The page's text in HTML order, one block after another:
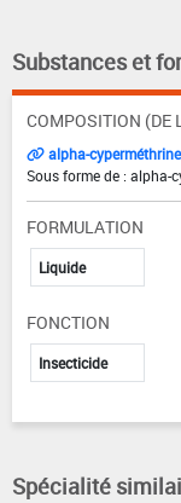
Substances et
COMPOSITION (DE
alpha-cyperméthrine
Sous forme de : alpha-
FORMULATION
Liquide
FONCTION
Insecticide
Spécialité